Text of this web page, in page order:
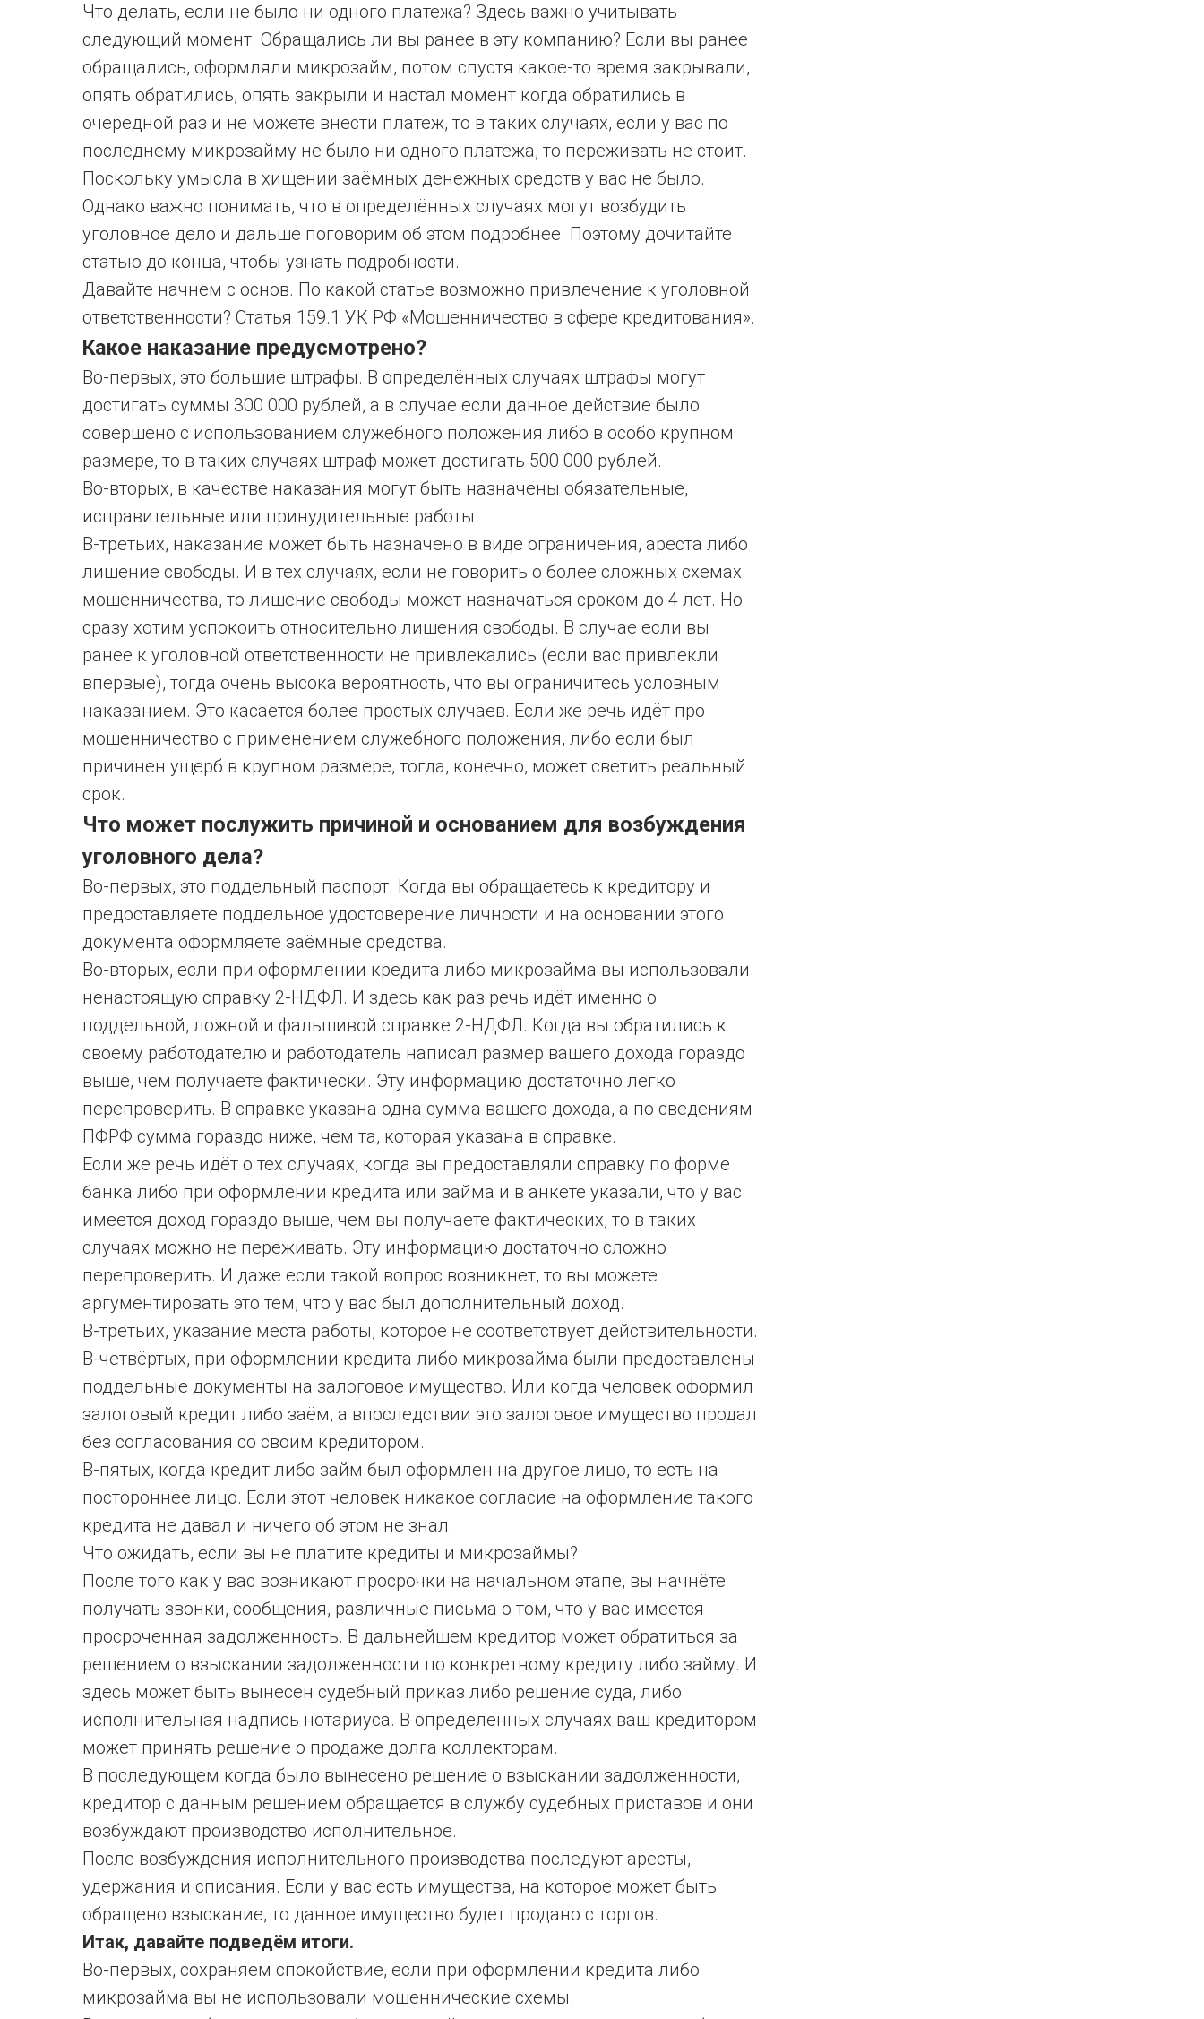
Что делать, если не было ни одного платежа? Здесь важно учитывать
следующий момент. Обращались ли вы ранее в эту компанию? Если вы ранее
обращались, оформляли микрозайм, потом спустя какое-то время закрывали,
опять обратились, опять закрыли и настал момент когда обратились в
очередной раз и не можете внести платёж, то в таких случаях, если у вас по
последнему микрозайму не было ни одного платежа, то переживать не стоит.
Поскольку умысла в хищении заёмных денежных средств у вас не было.
Однако важно понимать, что в определённых случаях могут возбудить
уголовное дело и дальше поговорим об этом подробнее. Поэтому дочитайте
статью до конца, чтобы узнать подробности.
Давайте начнем с основ. По какой статье возможно привлечение к уголовной
ответственности? Статья 159.1 УК РФ «Мошенничество в сфере кредитования».
Какое наказание предусмотрено?
Во-первых, это большие штрафы. В определённых случаях штрафы могут
достигать суммы 300 000 рублей, а в случае если данное действие было
совершено с использованием служебного положения либо в особо крупном
размере, то в таких случаях штраф может достигать 500 000 рублей.
Во-вторых, в качестве наказания могут быть назначены обязательные,
исправительные или принудительные работы.
В-третьих, наказание может быть назначено в виде ограничения, ареста либо
лишение свободы. И в тех случаях, если не говорить о более сложных схемах
мошенничества, то лишение свободы может назначаться сроком до 4 лет. Но
сразу хотим успокоить относительно лишения свободы. В случае если вы
ранее к уголовной ответственности не привлекались (если вас привлекли
впервые), тогда очень высока вероятность, что вы ограничитесь условным
наказанием. Это касается более простых случаев. Если же речь идёт про
мошенничество с применением служебного положения, либо если был
причинен ущерб в крупном размере, тогда, конечно, может светить реальный
срок.
Что может послужить причиной и основанием для возбуждения
уголовного дела?
Во-первых, это поддельный паспорт. Когда вы обращаетесь к кредитору и
предоставляете поддельное удостоверение личности и на основании этого
документа оформляете заёмные средства.
Во-вторых, если при оформлении кредита либо микрозайма вы использовали
ненастоящую справку 2-НДФЛ. И здесь как раз речь идёт именно о
поддельной, ложной и фальшивой справке 2-НДФЛ. Когда вы обратились к
своему работодателю и работодатель написал размер вашего дохода гораздо
выше, чем получаете фактически. Эту информацию достаточно легко
перепроверить. В справке указана одна сумма вашего дохода, а по сведениям
ПФРФ сумма гораздо ниже, чем та, которая указана в справке.
Если же речь идёт о тех случаях, когда вы предоставляли справку по форме
банка либо при оформлении кредита или займа и в анкете указали, что у вас
имеется доход гораздо выше, чем вы получаете фактических, то в таких
случаях можно не переживать. Эту информацию достаточно сложно
перепроверить. И даже если такой вопрос возникнет, то вы можете
аргументировать это тем, что у вас был дополнительный доход.
В-третьих, указание места работы, которое не соответствует действительности.
В-четвёртых, при оформлении кредита либо микрозайма были предоставлены
поддельные документы на залоговое имущество. Или когда человек оформил
залоговый кредит либо заём, а впоследствии это залоговое имущество продал
без согласования со своим кредитором.
В-пятых, когда кредит либо займ был оформлен на другое лицо, то есть на
постороннее лицо. Если этот человек никакое согласие на оформление такого
кредита не давал и ничего об этом не знал.
Что ожидать, если вы не платите кредиты и микрозаймы?
После того как у вас возникают просрочки на начальном этапе, вы начнёте
получать звонки, сообщения, различные письма о том, что у вас имеется
просроченная задолженность. В дальнейшем кредитор может обратиться за
решением о взыскании задолженности по конкретному кредиту либо займу. И
здесь может быть вынесен судебный приказ либо решение суда, либо
исполнительная надпись нотариуса. В определённых случаях ваш кредитором
может принять решение о продаже долга коллекторам.
В последующем когда было вынесено решение о взыскании задолженности,
кредитор с данным решением обращается в службу судебных приставов и они
возбуждают производство исполнительное.
После возбуждения исполнительного производства последуют аресты,
удержания и списания. Если у вас есть имущества, на которое может быть
обращено взыскание, то данное имущество будет продано с торгов.
Итак, давайте подведём итоги.
Во-первых, сохраняем спокойствие, если при оформлении кредита либо
микрозайма вы не использовали мошеннические схемы.